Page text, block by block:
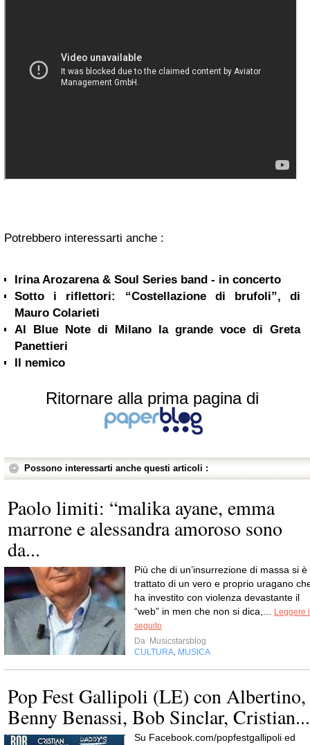
Potrebbero interessarti anche :
Irina Arozarena & Soul Series band - in concerto
Sotto i riflettori: “Costellazione di brufoli”, di
Mauro Colarieti
Al Blue Note di Milano la grande voce di Greta
Panettieri
Il nemico
Ritornare alla prima pagina di
Possono interessarti anche questi articoli :
Paolo limiti: “malika ayane, emma
marrone e alessandra amoroso sono
da...
Più che di un’insurrezione di massa si è
trattato di un vero e proprio uragano
ha investito con violenza devastante il
“web” in men che non si dica,...
Leggere
seguito
Da Musicstarsblog
CULTURA MUSICA
Pop Fest Gallipoli (LE) con Albertino,
Benny Benassi, Bob Sinclar, Cristian...
Su Facebook.com/popfestgallipoli ed